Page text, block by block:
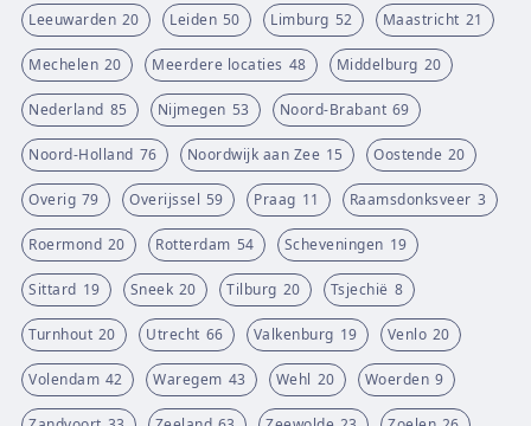
Leeuwarden 20 Leiden 50 Limburg 52 Maastricht 21
Mechelen 20 Meerdere locaties 48 Middelburg 20
Nederland 85 Nijmegen 53 Noord-Brabant 69
Noord-Holland 76 Noordwijk aan Zee 15 Oostende 20
Overig 79 Overijssel 59 Praag 11 Raamsdonksveer 3
Roermond 20 Rotterdam 54 Scheveningen 19
Sittard 19 Sneek 20 Tilburg 20 Tsjechië 8
Turnhout 20 Utrecht 66 Valkenburg 19 Venlo 20
Volendam 42 Waregem 43 Wehl 20 Woerden 9